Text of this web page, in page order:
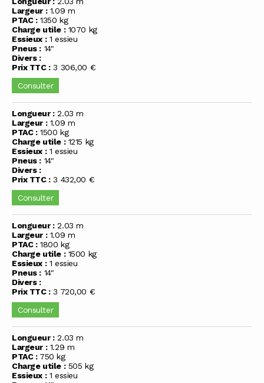
Largeur :1.09 m
PTAC :1350 kg
Charge utile :1070 kg
Essieux :1 essieu
Pneus : 14"
Divers :
Prix TTC :3 306,00 €
Consulter
Longueur :2.03 m
Largeur :1.09 m
PTAC :1500 kg
Charge utile :1215 kg
Essieux :1 essieu
Pneus : 14"
Divers :
Prix TTC :3 432,00 €
Consulter
Longueur :2.03 m
Largeur :1.09 m
PTAC :1800 kg
Charge utile :1500 kg
Essieux :1 essieu
Pneus : 14"
Divers :
Prix TTC :3 720,00 €
Consulter
Longueur :2.03 m
Largeur :1.29 m
PTAC :750 kg
Charge utile :505 kg
Essieux :1 essieu